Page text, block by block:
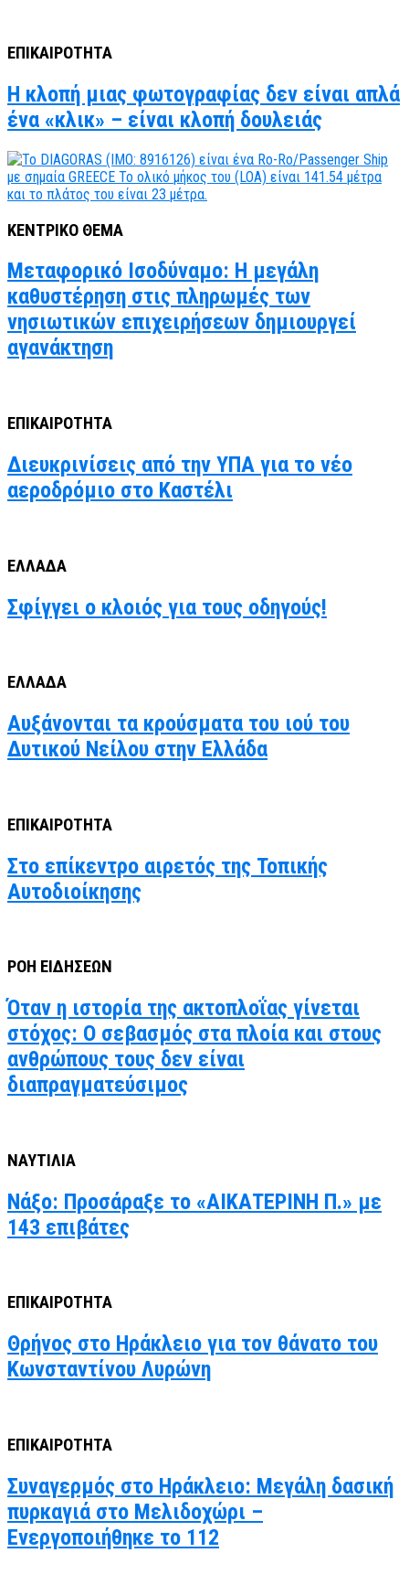
ΕΠΙΚΑΙΡΟΤΗΤΑ
Η κλοπή μιας φωτογραφίας δεν είναι απλά
ένα «κλικ» – είναι κλοπή δουλειάς
ΚΕΝΤΡΙΚΟ ΘΕΜΑ
Μεταφορικό Ισοδύναμο: Η μεγάλη
καθυστέρηση στις πληρωμές των
νησιωτικών επιχειρήσεων δημιουργεί
αγανάκτηση
ΕΠΙΚΑΙΡΟΤΗΤΑ
Διευκρινίσεις από την ΥΠΑ για το νέο
αεροδρόμιο στο Καστέλι
ΕΛΛΑΔΑ
Σφίγγει ο κλοιός για τους οδηγούς!
ΕΛΛΑΔΑ
Αυξάνονται τα κρούσματα του ιού του
Δυτικού Νείλου στην Ελλάδα
ΕΠΙΚΑΙΡΟΤΗΤΑ
Στο επίκεντρο αιρετός της Τοπικής
Αυτοδιοίκησης
ΡΟΗ ΕΙΔΗΣΕΩΝ
Όταν η ιστορία της ακτοπλοΐας γίνεται
στόχος: Ο σεβασμός στα πλοία και στους
ανθρώπους τους δεν είναι
διαπραγματεύσιμος
ΝΑΥΤΙΛΙΑ
Νάξο: Προσάραξε το «ΑΙΚΑΤΕΡΙΝΗ Π.» με
143 επιβάτες
ΕΠΙΚΑΙΡΟΤΗΤΑ
Θρήνος στο Ηράκλειο για τον θάνατο του
Κωνσταντίνου Λυρώνη
ΕΠΙΚΑΙΡΟΤΗΤΑ
Συναγερμός στο Ηράκλειο: Μεγάλη δασική
πυρκαγιά στο Μελιδοχώρι –
Ενεργοποιήθηκε το 112